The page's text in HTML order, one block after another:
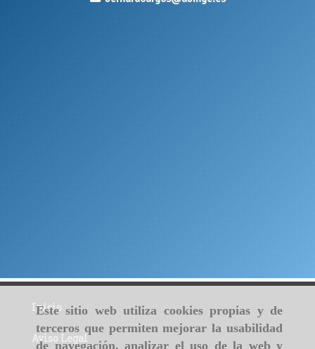
Este sitio web utiliza cookies propias y de
terceros que permiten mejorar la usabilidad
de navegación, analizar el uso de la web y
Inicio
Aviso Legal